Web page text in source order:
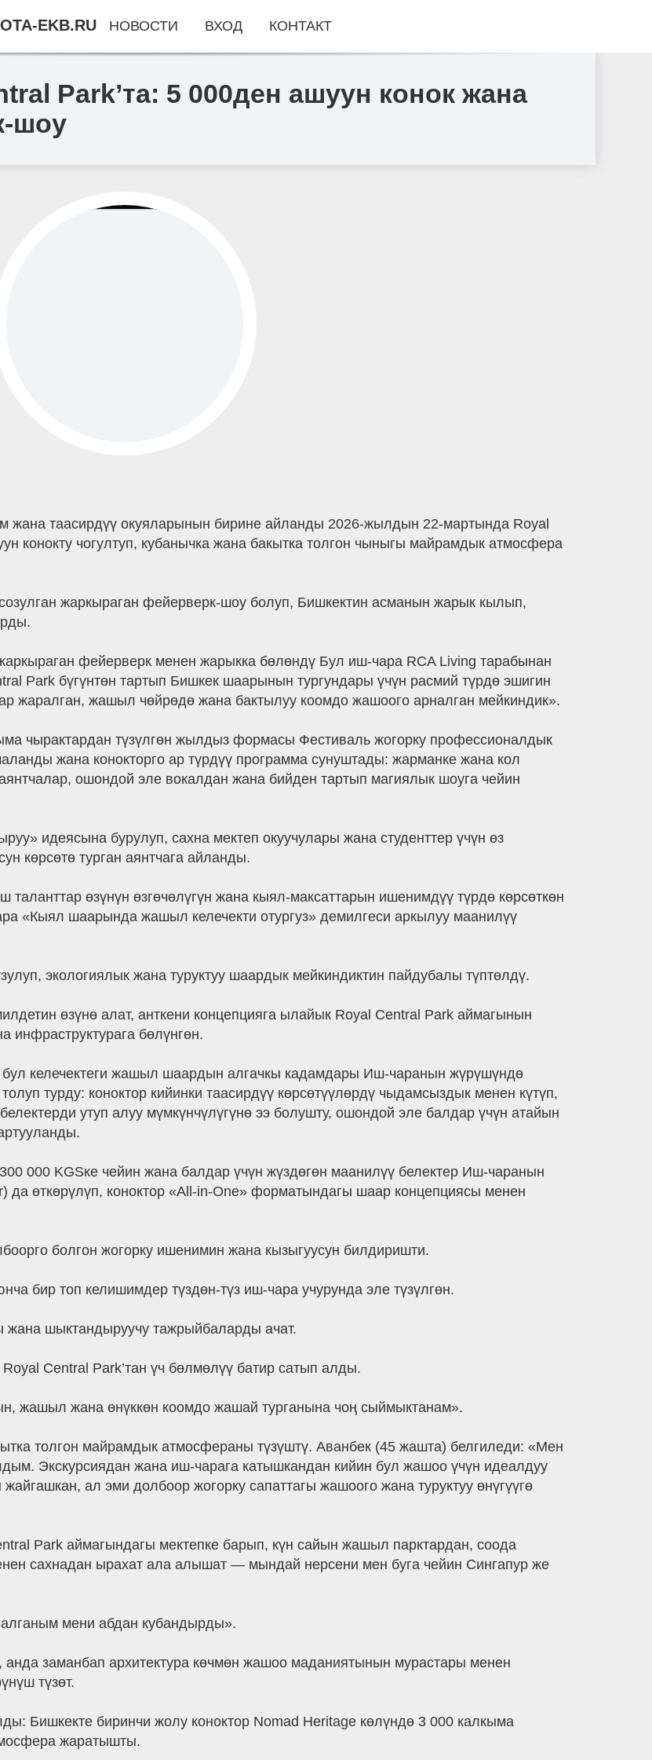
Park’та: 5 000ден ашуун конок жана
шоу
жана таасирдүү окуяларынын бирине айланды 2026-жылдын 22-мартында Royal
конокту чогултуп, кубанычка жана бакытка толгон чыныгы майрамдык атмосфера
жаркыраган фейерверк-шоу болуп, Бишкектин асманын жарык кылып,
фейерверк менен жарыкка бөлөндү Бул иш-чара RCA Living тарабынан
Park бүгүнтөн тартып Бишкек шаарынын тургундары үчүн расмий түрдө эшигин
жаралган, жашыл чөйрөдө жана бактылуу коомдо жашоого арналган мейкиндик».
чырактардан түзүлгөн жылдыз формасы Фестиваль жогорку профессионалдык
жана конокторго ар түрдүү программа сунуштады: жарманке жана кол
ошондой эле вокалдан жана бийден тартып магиялык шоуга чейин
идеясына бурулуп, сахна мектеп окуучулары жана студенттер үчүн өз
көрсөтө турган аянтчага айланды.
өзүнүн өзгөчөлүгүн жана кыял-максаттарын ишенимдүү түрдө көрсөткөн
«Кыял шаарында жашыл келечекти отургуз» демилгеси аркылуу маанилүү
экологиялык жана туруктуу шаардык мейкиндиктин пайдубалы түптөлдү.
өзүнө алат, анткени концепцияга ылайык Royal Central Park аймагынын
инфраструктурага бөлүнгөн.
келечектеги жашыл шаардын алгачкы кадамдары Иш-чаранын жүрүшүндө
турду: коноктор кийинки таасирдүү көрсөтүүлөрдү чыдамсыздык менен күтүп,
утуп алуу мүмкүнчүлүгүнө ээ болушту, ошондой эле балдар үчүн атайын
000 KGSке чейин жана балдар үчүн жүздөгөн маанилүү белектер Иш-чаранын
да өткөрүлүп, коноктор «All-in-One» форматындагы шаар концепциясы менен
болгон жогорку ишенимин жана кызыгуусун билдиришти.
бир топ келишимдер түздөн-түз иш-чара учурунда эле түзүлгөн.
жана шыктандыруучу тажрыйбаларды ачат.
Central Park’тан үч бөлмөлүү батир сатып алды.
жашыл жана өнүккөн коомдо жашай турганына чоң сыймыктанам».
толгон майрамдык атмосфераны түзүштү. Аванбек (45 жашта) белгиледи: «Мен
Экскурсиядан жана иш-чарага катышкандан кийин бул жашоо үчүн идеалдуу
ал эми долбоор жогорку сапаттагы жашоого жана туруктуу өнүгүүгө
Park аймагындагы мектепке барып, күн сайын жашыл парктардан, соода
сахнадан ырахат ала алышат — мындай нерсени мен буга чейин Сингапур же
мени абдан кубандырды».
заманбап архитектура көчмөн жашоо маданиятынын мурастары менен
түзөт.
Бишкекте биринчи жолу коноктор Nomad Heritage көлүндө 3 000 калкыма
жаратышты.
EKB.RU НОВОСТИ ВХОД КОНТАКТ